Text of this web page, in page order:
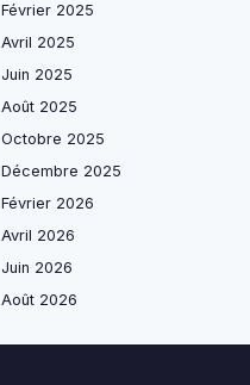
Février 2025
Avril 2025
Juin 2025
Août 2025
Octobre 2025
Décembre 2025
Février 2026
Avril 2026
Juin 2026
Août 2026